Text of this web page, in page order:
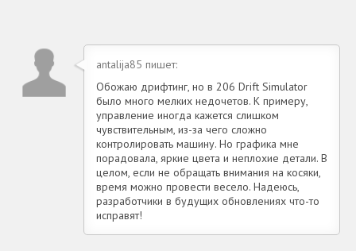
antalija85 пишет:
Обожаю дрифтинг, но в 206 Drift Simulator
было много мелких недочетов. К примеру,
управление иногда кажется слишком
чувствительным, из-за чего сложно
контролировать машину. Но графика мне
порадовала, яркие цвета и неплохие детали. В
целом, если не обращать внимания на косяки,
время можно провести весело. Надеюсь,
разработчики в будущих обновлениях что-то
исправят!